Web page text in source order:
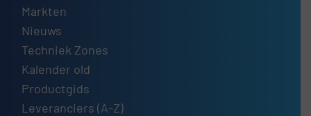
Markten
Nieuws
Techniek Zones
Kalender old
Productgids
Leveranciers (A-Z)